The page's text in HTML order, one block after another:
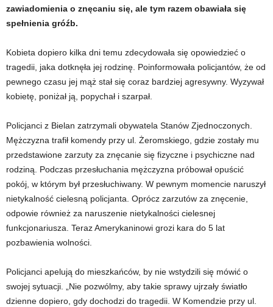
zawiadomienia o znęcaniu się, ale tym razem obawiała się
spełnienia gróźb.
Kobieta dopiero kilka dni temu zdecydowała się opowiedzieć o
tragedii, jaka dotknęła jej rodzinę. Poinformowała policjantów, że od
pewnego czasu jej mąż stał się coraz bardziej agresywny. Wyzywał
kobietę, poniżał ją, popychał i szarpał.
Policjanci z Bielan zatrzymali obywatela Stanów Zjednoczonych.
Mężczyzna trafił komendy przy ul. Żeromskiego, gdzie zostały mu
przedstawione zarzuty za znęcanie się fizyczne i psychiczne nad
rodziną. Podczas przesłuchania mężczyzna próbował opuścić
pokój, w którym był przesłuchiwany. W pewnym momencie naruszył
nietykalność cielesną policjanta. Oprócz zarzutów za znęcenie,
odpowie również za naruszenie nietykalności cielesnej
funkcjonariusza. Teraz Amerykaninowi grozi kara do 5 lat
pozbawienia wolności.
Policjanci apelują do mieszkańców, by nie wstydzili się mówić o
swojej sytuacji. „Nie pozwólmy, aby takie sprawy ujrzały światło
dzienne dopiero, gdy dochodzi do tragedii. W Komendzie przy ul.